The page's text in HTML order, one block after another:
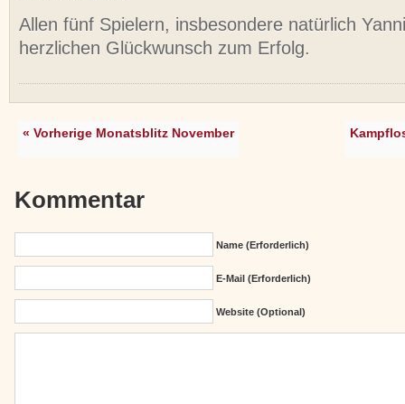
Allen fünf Spielern, insbesondere natürlich
herzlichen Glückwunsch zum Erfolg.
« Vorherige Monatsblitz November
Kommentar
Name (erforderlich)
E-Mail (erforderlich)
Website (Optional)